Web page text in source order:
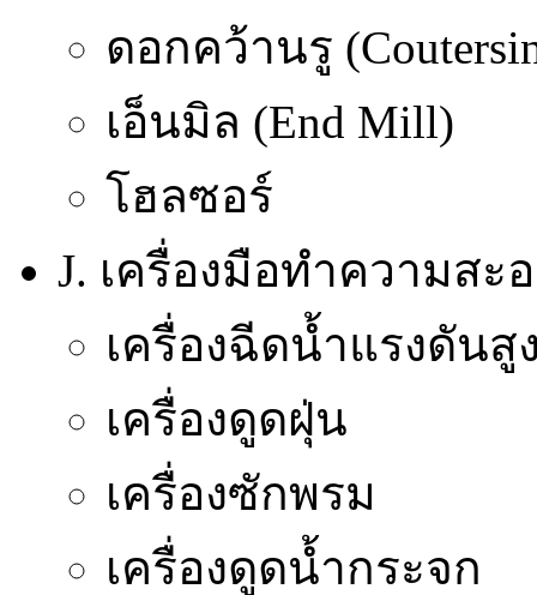
ดอกคว้านรู
เอ็นมิล (End Mill)
โฮลซอร์
J. เครื่องมือทำความสะ
เครื่องฉีดน้ำแรงดันสู
เครื่องดูดฝุ่น
เครื่องซักพรม
เครื่องดูดน้ำกระจก